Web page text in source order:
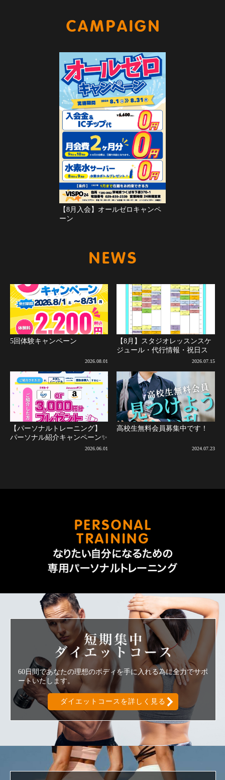
【8月入会】オールゼロキャンペ
ーン
5回体験キャンペーン
2026.08.01
【8月】スタジオレッスンスケ
ジュール・代行情報・祝日ス
ケジュールについて(8月2日更
2026.07.15
【パーソナルトレーニング】
パーソナル紹介キャンペーン✨
2026.06.01
高校生無料会員募集中です！
2024.07.23
短期集中ダ
60日間であなたの理想のボディを手に入れる為に全力でサポ
ートいたします。
ダイエットコースを詳しく見る